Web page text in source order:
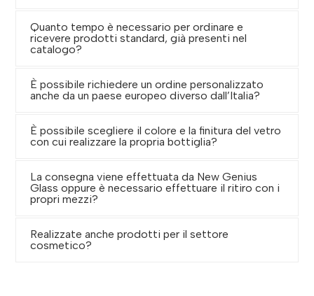
Quanto tempo è necessario per ordinare e
ricevere prodotti standard, già presenti nel
catalogo?
È possibile richiedere un ordine personalizzato
anche da un paese europeo diverso dall’Italia?
È possibile scegliere il colore e la finitura del vetro
con cui realizzare la propria bottiglia?
La consegna viene effettuata da New Genius
Glass oppure è necessario effettuare il ritiro con i
propri mezzi?
Realizzate anche prodotti per il settore
cosmetico?